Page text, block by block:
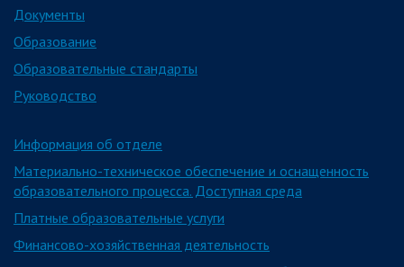
Документы
Образование
Образовательные стандарты
Руководство
Информация об отделе
Материально-техническое обеспечение и оснащенность
образовательного процесса. Доступная среда
Платные образовательные услуги
Финансово-хозяйственная деятельность